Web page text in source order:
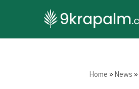
to
Home »News »